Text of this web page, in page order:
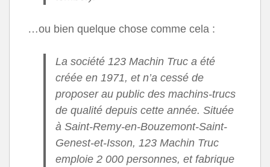
…ou bien quelque chose comme cela :
La société 123 Machin Truc a été
créée en 1971, et n’a cessé de
proposer au public des machins-trucs
de qualité depuis cette année. Située
à Saint-Remy-en-Bouzemont-Saint-
Genest-et-Isson, 123 Machin Truc
emploie 2 000 personnes, et fabrique